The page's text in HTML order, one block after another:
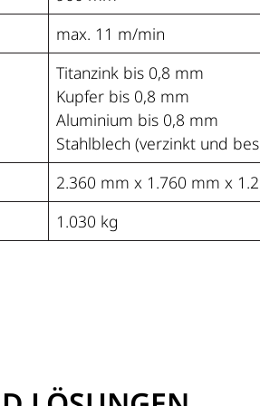
max. 11 m/min
Titanzink bis 0,8 mm
Kupfer bis 0,8 mm
Aluminium bis 0,8 mm
Stahlblech (verzinkt und
2.360 mm x 1.760 mm x
1.030 kg